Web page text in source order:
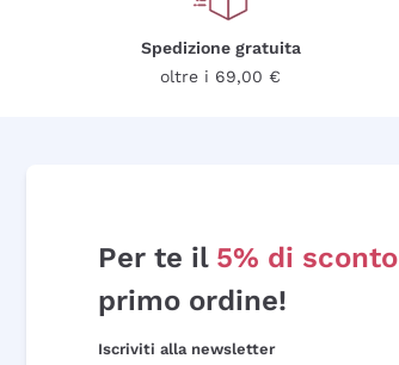
Spedizione gratuita
oltre i 69,00 €
Per te il 5% di sconto
primo ordine!
Iscriviti alla newsletter